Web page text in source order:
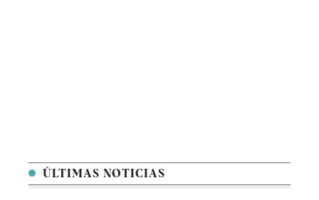
ÚLTIMAS NOTICIAS